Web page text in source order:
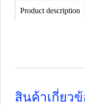
Product description
สินค้าเกี่ยวข้